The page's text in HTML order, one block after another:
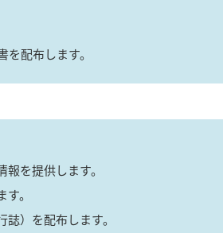
配布します。
を提供します。
。
）を配布します。